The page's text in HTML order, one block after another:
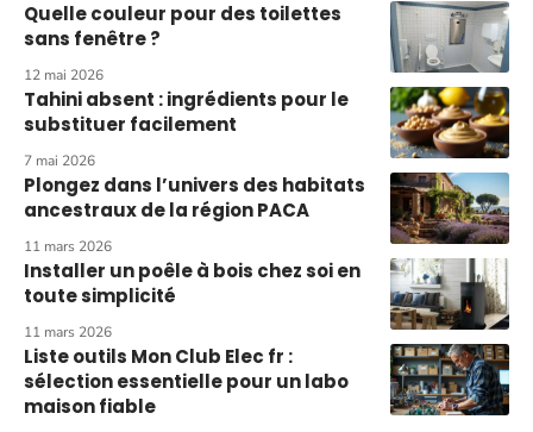
Quelle couleur pour des toilettes
sans fenêtre ?
12 mai 2026
Tahini absent : ingrédients pour le
substituer facilement
7 mai 2026
Plongez dans l’univers des habitats
ancestraux de la région PACA
11 mars 2026
Installer un poêle à bois chez soi en
toute simplicité
11 mars 2026
Liste outils Mon Club Elec fr :
sélection essentielle pour un labo
maison fiable